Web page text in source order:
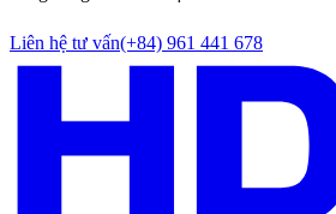
Liên hệ tư vấn(+84) 961 441 678